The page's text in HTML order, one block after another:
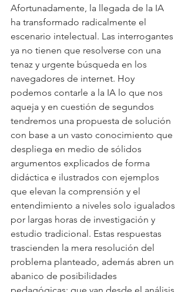
Afortunadamente, la llegada de la IA
ha transformado radicalmente el
escenario intelectual. Las interrogantes
ya no tienen que resolverse con una
tenaz y urgente búsqueda en los
navegadores de internet. Hoy
podemos contarle a la IA lo que nos
aqueja y en cuestión de segundos
tendremos una propuesta de solución
con base a un vasto conocimiento que
despliega en medio de sólidos
argumentos explicados de forma
didáctica e ilustrados con ejemplos
que elevan la comprensión y el
entendimiento a niveles solo igualados
por largas horas de investigación y
estudio tradicional. Estas respuestas
trascienden la mera resolución del
problema planteado, además abren un
abanico de posibilidades
pedagógicas; que van desde el análisis